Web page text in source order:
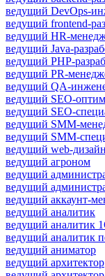
ведущий DevOps-
ведущий frontend-
ведущий HR-
ведущий Java-
ведущий PHP-
ведущий PR-
ведущий QA-
ведущий SEO-
ведущий SEO-
ведущий SMM-
ведущий SMM-
ведущий web-
ведущий агроном
ведущий
ведущий
ведущий аккаунт-
ведущий аналитик
ведущий аналитик
ведущий аналитик
ведущий аниматор
ведущий архитектор